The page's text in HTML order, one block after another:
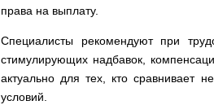
права на выплату.
Специалисты рекомендуют при
стимулирующих надбавок,
актуально для тех, кто сравнивает
условий.